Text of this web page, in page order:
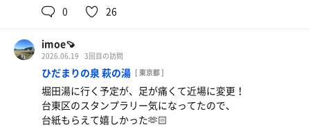
水
12セット目はローリュ直後に入ったのか、
湿度高めで滝汗だった🫠
4セット目にして、ローリュ浴びた❤️‍🔥
つるりんちょコラボ最終日？だからか、
女性サウナも入場待ち！！
さすが人気サウナのコラボ！20分弱待って入場！
待った割にサウナは混んでなかった〜
熱いからか、長時間は入れないもんね🙃
0 26
imoe🍠
2026.06.19 3回目の訪問
ひだまりの泉 萩の湯 [ 東京都 ]
堀田湯に行く予定が、足が痛くて近場に変更！
台東区のスタンプラリー気になってたので、
台紙もらえて嬉しかった🫶🏻